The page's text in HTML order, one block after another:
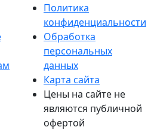
Политика
конфиденциальности
Обработка
персональных
данных
Карта сайта
Цены на сайте не
являются публичной
офертой